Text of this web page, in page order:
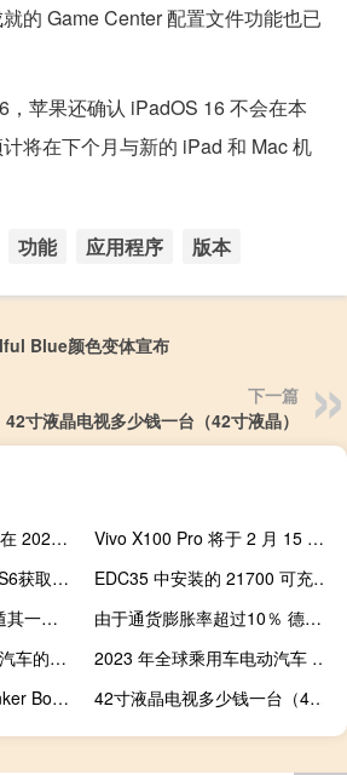
的 Game Center 配置文件功能也已
，苹果还确认 iPadOS 16 不会在本
将在下个月与新的 iPad 和 Mac 机
功能 应用程序 版本
Blue颜色变体宣布
下一篇
42寸液晶电视多少钱一台（42寸液晶）
印度摩托车 FTR 系列在 2023 年获得新的运动装饰
Vivo X100 Pro 将于 2 月 15 日开始正式销售
三星的银河S10&银河S6获取十月更新
EDC35 中安装的 21700 可充电电池的容量现在也可作为独立电池使用
大道五十天衍四九人遁其一什么意思1003无标题（大道五十）
由于通货膨胀率超过10％ 德国的汽车购买者失去了价格保护
Gartner：三年内电动汽车的制造成本将低于内燃机汽车
2023 年全球乘用车电动汽车 混合动力电池市场将扩大 40%
华硕发布两款新的 Tinker Board SBC 与 Raspberry Pi 主板竞争
42寸液晶电视多少钱一台（42寸液晶）